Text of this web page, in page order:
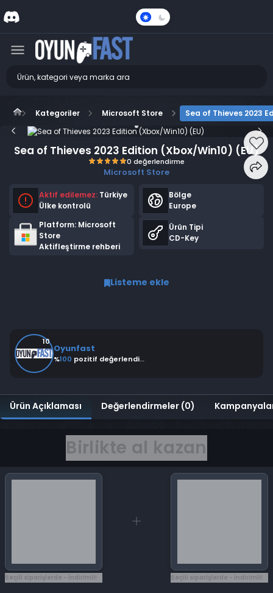
Karanlık
Kategoriler Microsoft Store Sea of Thieves 2023
Sea of Thieves 2023 Edition (Xbox/Win10) (EU)
0 değerlendirme
Microsoft Store
Aktif edilemez:Türkiye
Ülke kontrolü
Bölge
Europe
Platform: Microsoft
Store
Aktifleştirme rehberi
Ürün Tipi
CD-Key
Listeme ekle
10
Oyunfast
%100 pozitif değerlendirme
Ürün Açıklaması Değerlendirmeler (0)
Birlikte al kazan
Seçili siparişlerde - İndirimli! Seçili siparişlerde - İndirimli!